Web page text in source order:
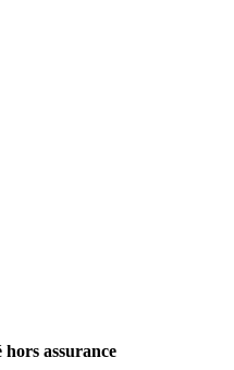
hors assurance